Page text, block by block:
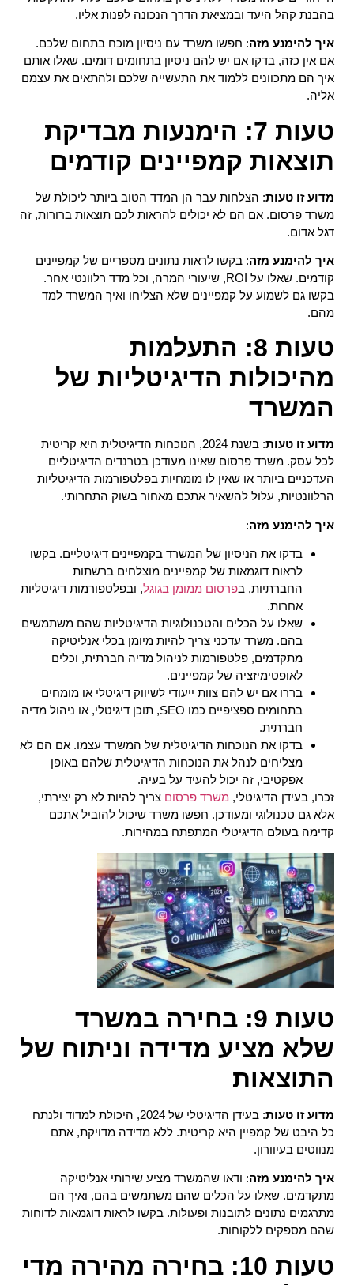
בהבנת קהל היעד ובמציאת הדרך הנכונה לפנות אליו.
איך להימנע מזה: חפשו משרד עם ניסיון מוכח בתחום שלכם.
אם אין כזה, בדקו אם יש להם ניסיון בתחומים דומים. שאלו אותם
איך הם מתכוונים ללמוד את התעשייה שלכם ולהתאים את עצמם
אליה.
טעות 7: הימנעות מבדיקת
תוצאות קמפיינים קודמים
מדוע זו טעות: הצלחות עבר הן המדד הטוב ביותר ליכולת של
משרד פרסום. אם הם לא יכולים להראות לכם תוצאות ברורות, זה
דגל אדום.
איך להימנע מזה: בקשו לראות נתונים מספריים של קמפיינים
קודמים. שאלו על ROI, שיעורי המרה, וכל מדד רלוונטי אחר.
בקשו גם לשמוע על קמפיינים שלא הצליחו ואיך המשרד למד
מהם.
טעות 8: התעלמות
מהיכולות הדיגיטליות של
המשרד
מדוע זו טעות
: בשנת 2024, הנוכחות הדיגיטלית היא קריטית
לכל עסק. משרד פרסום שאינו מעודכן בטרנדים הדיגיטליים
העדכניים ביותר או שאין לו מומחיות בפלטפורמות הדיגיטליות
הרלוונטיות, עלול להשאיר אתכם מאחור בשוק התחרותי.
איך להימנע מזה:
בדקו את הניסיון של המשרד בקמפיינים דיגיטליים. בקשו
לראות דוגמאות של קמפיינים מוצלחים ברשתות
החברתיות, בפרסום ממומן בגוגל, ובפלטפורמות דיגיטליות
אחרות.
שאלו על הכלים והטכנולוגיות הדיגיטליות שהם משתמשים
בהם. משרד עדכני צריך להיות מיומן בכלי אנליטיקה
מתקדמים, פלטפורמות לניהול מדיה חברתית, וכלים
לאופטימיזציה של קמפיינים.
בררו אם יש להם צוות ייעודי לשיווק דיגיטלי או מומחים
בתחומים ספציפיים כמו SEO, תוכן דיגיטלי, או ניהול מדיה
חברתית.
בדקו את הנוכחות הדיגיטלית של המשרד עצמו. אם הם לא
מצליחים לנהל את הנוכחות הדיגיטלית שלהם באופן
אפקטיבי, זה יכול להעיד על בעיה.
זכרו, בעידן הדיגיטלי, משרד פרסום צריך להיות לא רק יצירתי,
אלא גם טכנולוגי ומעודכן. חפשו משרד שיכול להוביל אתכם
קדימה בעולם הדיגיטלי המתפתח במהירות.
טעות 9: בחירה במשרד
שלא מציע מדידה וניתוח של
התוצאות
מדוע זו טעות
: בעידן הדיגיטלי של 2024, היכולת למדוד ולנתח
כל היבט של קמפיין היא קריטית. ללא מדידה מדויקת, אתם
מנווטים בעיוורון.
איך להימנע מזה: ודאו שהמשרד מציע שירותי אנליטיקה
מתקדמים. שאלו על הכלים שהם משתמשים בהם, ואיך הם
מתרגמים נתונים לתובנות ופעולות. בקשו לראות דוגמאות לדוחות
שהם מספקים ללקוחות.
טעות 10: בחירה מהירה מדי